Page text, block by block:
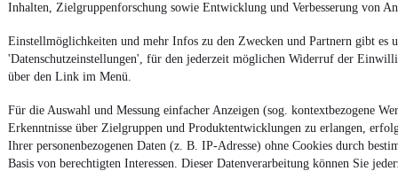
Inhalten, Zielgruppenforschung sowie Entwicklung und Verbesserung von
Einstellmöglichkeiten und mehr Infos zu den Zwecken und Partnern gibt es
'Datenschutzeinstellungen', für den jederzeit möglichen Widerruf der
über den Link im Menü.
Für die Auswahl und Messung einfacher Anzeigen (sog. kontextbezogene
Erkenntnisse über Zielgruppen und Produktentwicklungen zu erlangen,
Ihrer personenbezogenen Daten (z. B. IP-Adresse) ohne Cookies durch
Basis von berechtigten Interessen. Dieser Datenverarbeitung können Sie